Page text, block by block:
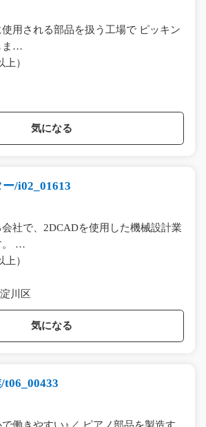
用される部品を扱う工場で ピッキン
ま…
）
気になる
/i02_01613
社で、2DCADを使用した機械設計業
。 …
）
川区
気になる
t06_00433